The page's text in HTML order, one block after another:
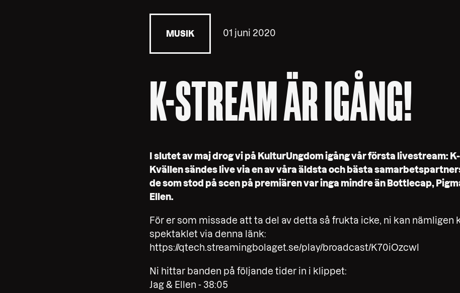
MUSIK 01 juni 2020
K-STREAM ÄR IGÅNG!
I slutet av maj drog vi på KulturUngdom igång vår första livestream:
Kvällen sändes live via en av våra äldsta och bästa
de som stod på scen på premiären var inga mindre än Bottlecap,
Ellen.
För er som missade att ta del av detta så frukta icke, ni kan nämligen
spektaklet via denna länk:
https://qtech.streamingbolaget.se/play/broadcast/K70iOzcwl
Ni hittar banden på följande tider in i klippet:
Jag & Ellen - 38:05